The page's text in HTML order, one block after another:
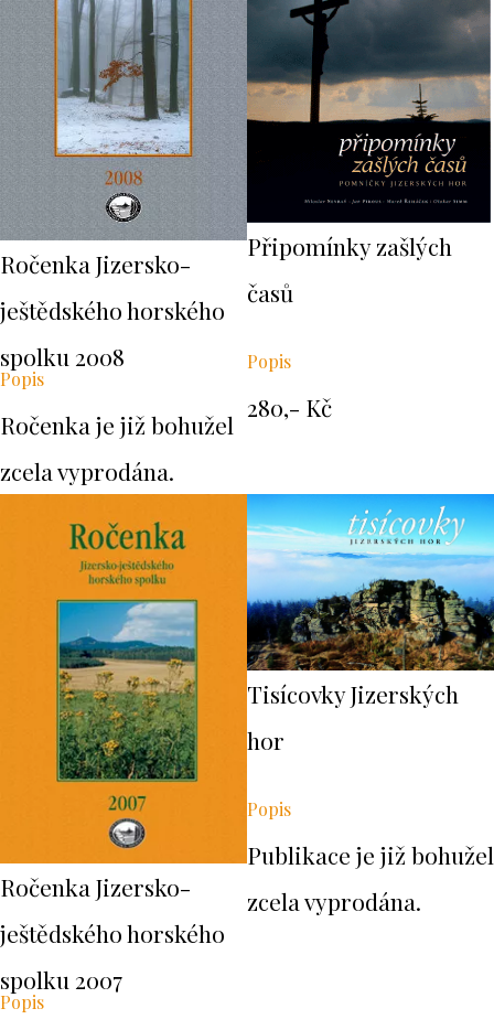
Ročenka Jizersko-
ještědského horského
spolku 2008
Popis
Ročenka je již bohužel
zcela vyprodána.
Připomínky zašlých
časů
Popis
280,- Kč
Ročenka Jizersko-
ještědského horského
spolku 2007
Popis
Tisícovky Jizerských
hor
Popis
Publikace je již bohužel
zcela vyprodána.